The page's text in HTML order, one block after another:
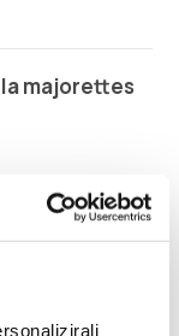
majorettes
AND